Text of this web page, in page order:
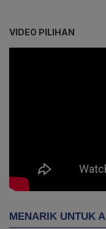
VIDEO PILIHAN